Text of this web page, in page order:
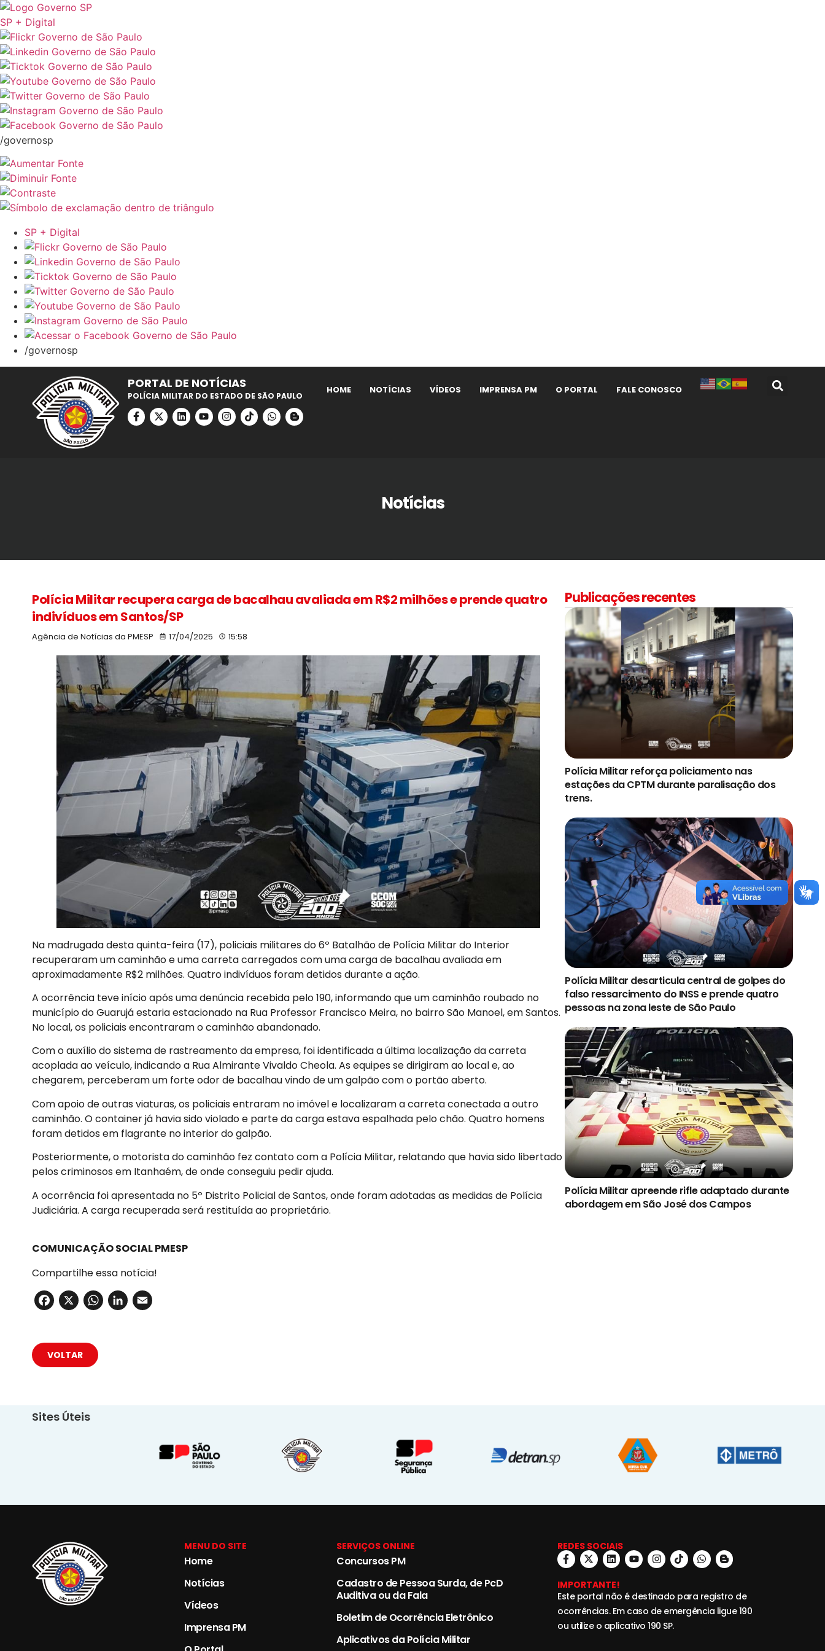
SP + Digital
/governosp
SP + Digital
/governosp
PORTAL DE NOTÍCIAS
POLÍCIA MILITAR DO ESTADO DE SÃO PAULO
HOME NOTÍCIAS VÍDEOS IMPRENSA PM O PORTAL FALE CONOSCO
Notícias
Polícia Militar recupera carga de bacalhau avaliada em R$2 milhões e prende quatro
indivíduos em Santos/SP
Agência de Notícias da PMESP 17/04/2025 15:58
Na madrugada desta quinta-feira (17), policiais militares do 6º Batalhão de Polícia Militar do Interior
recuperaram um caminhão e uma carreta carregados com uma carga de bacalhau avaliada em
aproximadamente R$2 milhões. Quatro indivíduos foram detidos durante a ação.
A ocorrência teve início após uma denúncia recebida pelo 190, informando que um caminhão roubado no
município do Guarujá estaria estacionado na Rua Professor Francisco Meira, no bairro São Manoel, em Santos.
No local, os policiais encontraram o caminhão abandonado.
Com o auxílio do sistema de rastreamento da empresa, foi identificada a última localização da carreta
acoplada ao veículo, indicando a Rua Almirante Vivaldo Cheola. As equipes se dirigiram ao local e, ao
chegarem, perceberam um forte odor de bacalhau vindo de um galpão com o portão aberto.
Com apoio de outras viaturas, os policiais entraram no imóvel e localizaram a carreta conectada a outro
caminhão. O container já havia sido violado e parte da carga estava espalhada pelo chão. Quatro homens
foram detidos em flagrante no interior do galpão.
Posteriormente, o motorista do caminhão fez contato com a Polícia Militar, relatando que havia sido libertado
pelos criminosos em Itanhaém, de onde conseguiu pedir ajuda.
A ocorrência foi apresentada no 5º Distrito Policial de Santos, onde foram adotadas as medidas de Polícia
Judiciária. A carga recuperada será restituída ao proprietário.
COMUNICAÇÃO SOCIAL PMESP
Compartilhe essa notícia!
Facebook
X WhatsApp
LinkedIn
Publicações recentes
Polícia Militar reforça policiamento nas
estações da CPTM durante paralisação dos
trens.
Polícia Militar desarticula central de golpes do
falso ressarcimento do INSS e prende quatro
pessoas na zona leste de São Paulo
Polícia Militar apreende rifle adaptado durante
abordagem em São José dos Campos
VOLTAR
Sites Úteis
MENU DO SITE
Home
Notícias
Vídeos
Imprensa PM
SERVIÇOS ONLINE
Concursos PM
Cadastro de Pessoa Surda, de PcD
Auditiva ou da Fala
Boletim de Ocorrência Eletrônico
Aplicativos da Polícia Militar
REDES SOCIAIS
IMPORTANTE!
Este portal não é destinado para registro de
ocorrências. Em caso de emergência ligue 190
ou utilize o aplicativo 190 SP.